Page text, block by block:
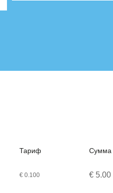
Тариф
Сумма
€ 0.100 € 5.00